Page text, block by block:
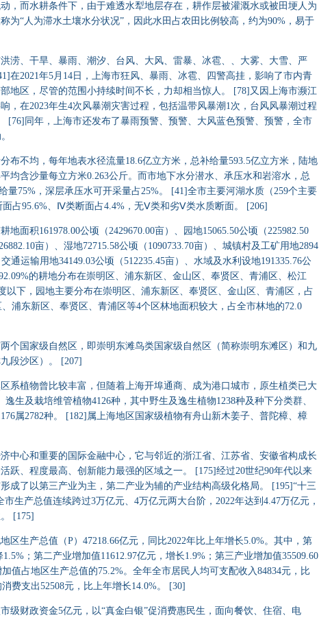
，而水耕条件下，由于难透水犁地层存在，耕作层被灌溉水或被田埂人为
为“人为滞水土壤水分状况”，因此水田占农田比例较高，约为90%，易于
、干旱、暴雨、潮汐、台风、大风、雷暴、冰雹、、大雾、大雪、严
在2021年5月14日，上海市狂风、暴雨、冰雹、四警高挂，影响了市内青
地区，尽管的范围小持续时间不长，力却相当惊人。 [78]又因上海市濒江
，在2023年生4次风暴潮灾害过程，包括温带风暴潮1次，台风风暴潮过程
[76]同年，上海市还发布了暴雨预警、预警、大风蓝色预警、预警，全市
不均，每年地表水径流量18.6亿立方米，总补给量593.5亿立方米，陆地
均含沙量每立方米0.263公斤。而市地下水分潜水、承压水和岩溶水，总
量75%，深层承压水可开采量占25%。 [41]全市主要河湖水质（259个主要
占95.6%、Ⅳ类断面占4.4%，无Ⅴ类和劣Ⅴ类水质断面。 [206]
面积161978.00公顷（2429670.00亩）、园地15065.50公顷（225982.50
亩）、湿地72715.58公顷（1090733.70亩）、城镇村及工矿用地2894
通运输用地34149.03公顷（512235.45亩）、水域及水利设地191335.76公
的耕地分布在崇明区、浦东新区、金山区、奉贤区、青浦区、松江
以下，园地主要分布在崇明区、浦东新区、奉贤区、金山区、青浦区，占
浦东新区、奉贤区、青浦区等4个区林地面积较大，占全市林地的72.0
国家级自然区，即崇明东滩鸟类国家级自然区（简称崇明东滩区）和九
段沙区）。 [207]
植物曾比较丰富，但随着上海开埠通商、成为港口城市，原生植类已大
生及栽培维管植物4126种，其中野生及逸生植物1238种及种下分类群、
属2782种。 [182]属上海地区国家级植物有舟山新木姜子、普陀樟、樟
心和重要的国际金融中心，它与邻近的浙江省、江苏省、安徽省构成长
跃、程度最高、创新能力最强的区域之一。 [175]经过20世纪90年代以来
成了以第三产业为主，第二产业为辅的产业结构高级化格局。 [195]“十三
生产总值连续跨过3万亿元、4万亿元两大台阶，2022年达到4.47万亿元，
[175]
生产总值（P）47218.66亿元，同比2022年比上年增长5.0%。其中，第
；第二产业增加值11612.97亿元，增长1.9%；第三产业增加值35509.60
值占地区生产总值的75.2%。全年全市居民人均可支配收入84834元，比
费支出52508元，比上年增长14.0%。 [30]
财政资金5亿元，以“真金白银”促消费惠民生，面向餐饮、住宿、电